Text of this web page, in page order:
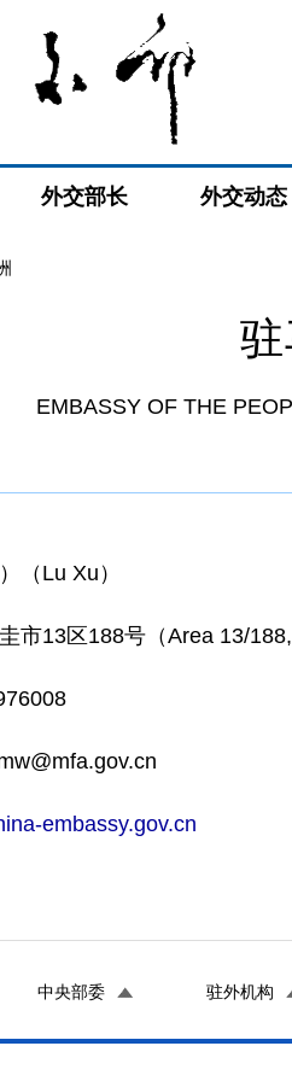
外交部长 外交动态
EMBASSY OF THE
Lu Xu）
13区188号（Area 13/188,
embassy.gov.cn
中央部委 驻外机构